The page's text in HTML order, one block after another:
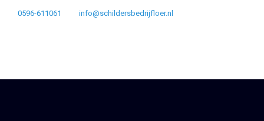
0596-611061 info@schildersbedrijfloer.nl